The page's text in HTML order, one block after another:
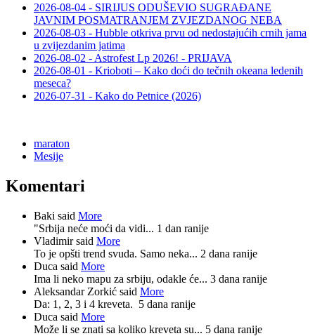
2026-08-04 - SIRIJUS ODUŠEVIO SUGRAĐANE
JAVNIM POSMATRANJEM ZVJEZDANOG NEBA
2026-08-03 - Hubble otkriva prvu od nedostajućih crnih jama
u zvijezdanim jatima
2026-08-02 - Astrofest Lp 2026! - PRIJAVA
2026-08-01 - Krioboti – Kako doći do tečnih okeana ledenih
meseca?
2026-07-31 - Kako do Petnice (2026)
maraton
Mesije
Komentari
Baki said More
"Srbija neće moći da vidi... 1 dan ranije
Vladimir said More
To je opšti trend svuda. Samo neka... 2 dana ranije
Duca said More
Ima li neko mapu za srbiju, odakle će... 3 dana ranije
Aleksandar Zorkić said More
Da: 1, 2, 3 i 4 kreveta. 5 dana ranije
Duca said More
Može li se znati sa koliko kreveta su... 5 dana ranije